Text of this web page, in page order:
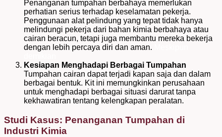
Penanganan tumpahan berbahaya memerlukan
perhatian serius terhadap keselamatan pekerja.
Penggunaan alat pelindung yang tepat tidak hanya
melindungi pekerja dari bahan kimia berbahaya atau
cairan beracun, tetapi juga membantu mereka bekerja
dengan lebih percaya diri dan aman.
Kesiapan Menghadapi Berbagai Tumpahan
Tumpahan cairan dapat terjadi kapan saja dan dalam
berbagai bentuk. Kit ini memungkinkan perusahaan
untuk menghadapi berbagai situasi darurat tanpa
kekhawatiran tentang kelengkapan peralatan.
Studi Kasus: Penanganan Tumpahan di
Industri Kimia